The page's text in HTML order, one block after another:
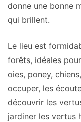
donne une bonne
qui brillent.
Le lieu est
forêts, idéales
oies, poney,
occuper, les
découvrir les
jardiner les vertus